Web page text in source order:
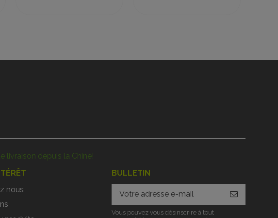
livraison depuis la Chine!
nous
BULLETIN
Vous pouvez vous désinscrire à tout